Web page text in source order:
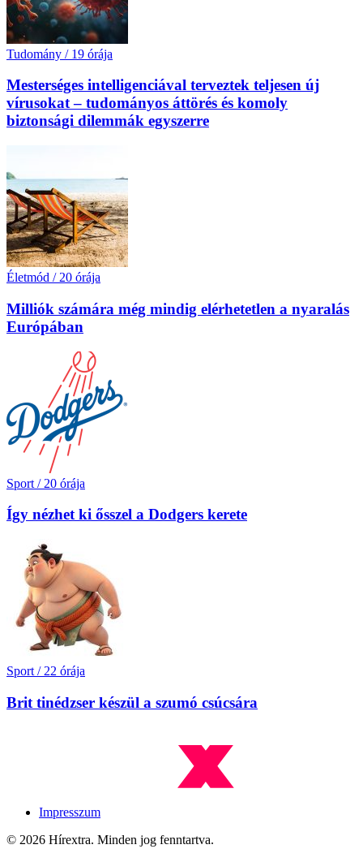
Tudomány / 19 órája
Mesterséges intelligenciával terveztek teljesen új
vírusokat – tudományos áttörés és komoly
biztonsági dilemmák egyszerre
Életmód / 20 órája
Milliók számára még mindig elérhetetlen a nyaralás
Európában
Sport / 20 órája
Így nézhet ki ősszel a Dodgers kerete
Sport / 22 órája
Brit tinédzser készül a szumó csúcsára
Impresszum
© 2026 Hírextra. Minden jog fenntartva.